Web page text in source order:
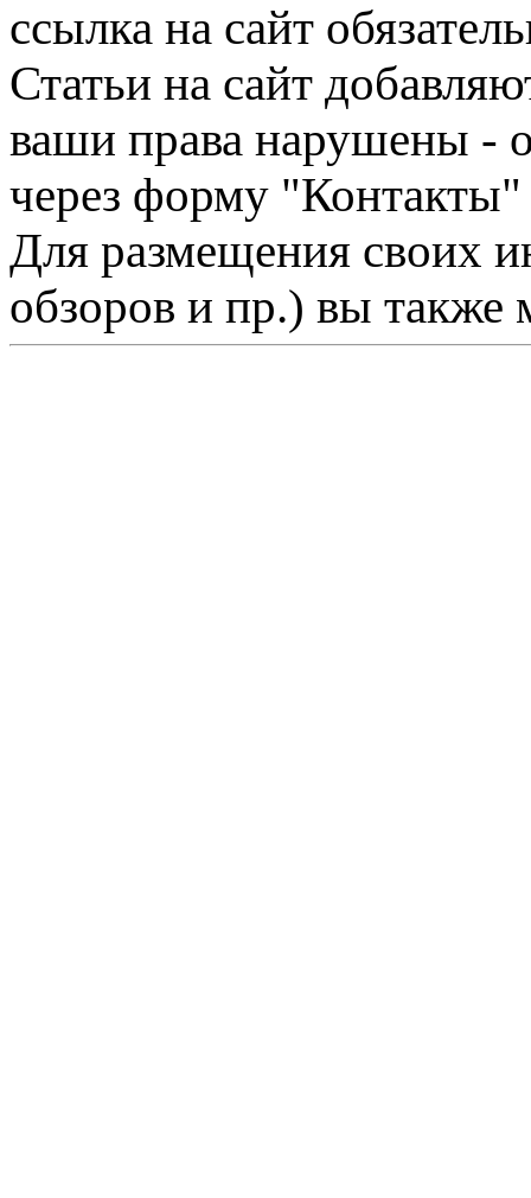
ссылка на сайт
Статьи на сайт
ваши права нарушены -
через форму "Контакты"
Для размещения своих
обзоров и пр.) вы также